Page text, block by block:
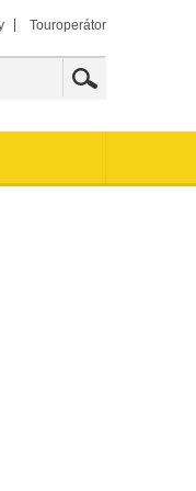
Touroperátor